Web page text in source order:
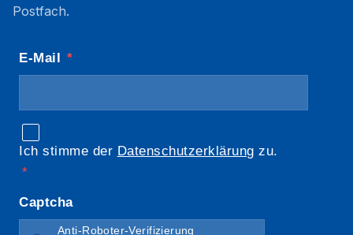
Postfach.